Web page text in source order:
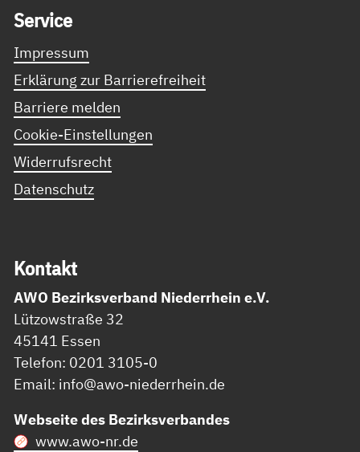
Ser­vice
Impressum
Erklärung zur Barrierefreiheit
Barriere melden
Cookie-Einstellungen
Widerrufsrecht
Datenschutz
Kon­takt
AWO Bezirksverband Niederrhein e.V.
Lützowstraße 32
45141 Essen
Telefon: 0201 3105-0
Email: info@awo-niederrhein.de
Webseite des Bezirksverbandes
www.awo-nr.de